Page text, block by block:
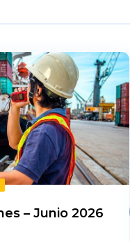
– Junio 2026